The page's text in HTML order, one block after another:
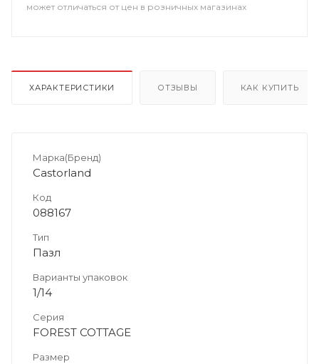
может отличаться от цен в розничных магазинах
ХАРАКТЕРИСТИКИ ОТЗЫВЫ КАК КУПИТЬ
Марка(Бренд)
Castorland
Код
088167
Тип
Пазл
Варианты упаковок
1/14
Серия
FOREST COTTAGE
Размер